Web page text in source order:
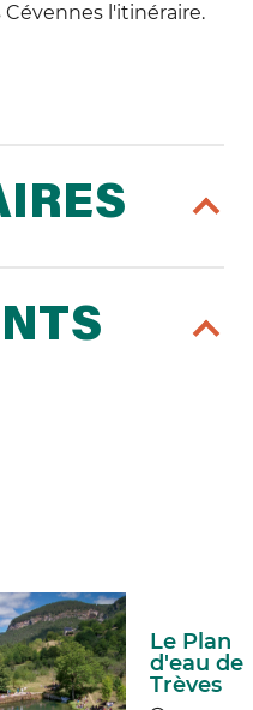
l'itinéraire.
Le Plan
d'eau de
Trèves